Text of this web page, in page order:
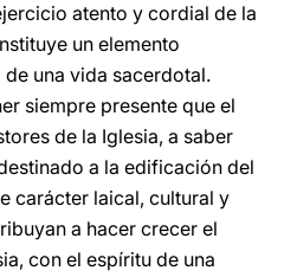
atento y cordial de la
un elemento
una vida sacerdotal.
siempre presente que el
de la Iglesia, a saber
a la edificación del
carácter laical, cultural y
a hacer crecer el
con el espíritu de una